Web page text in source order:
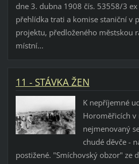
dne 3. dubna 1908 čís. 53558/3
přehlídka trati a komise staniční v
projektu, předloženého městskou
místní...
11 - STÁVKA ŽEN
K nepříjemné
Horoměřicích
nejmenovaný
chudé děvče -
postižené. "Smíchovský obzor" ze